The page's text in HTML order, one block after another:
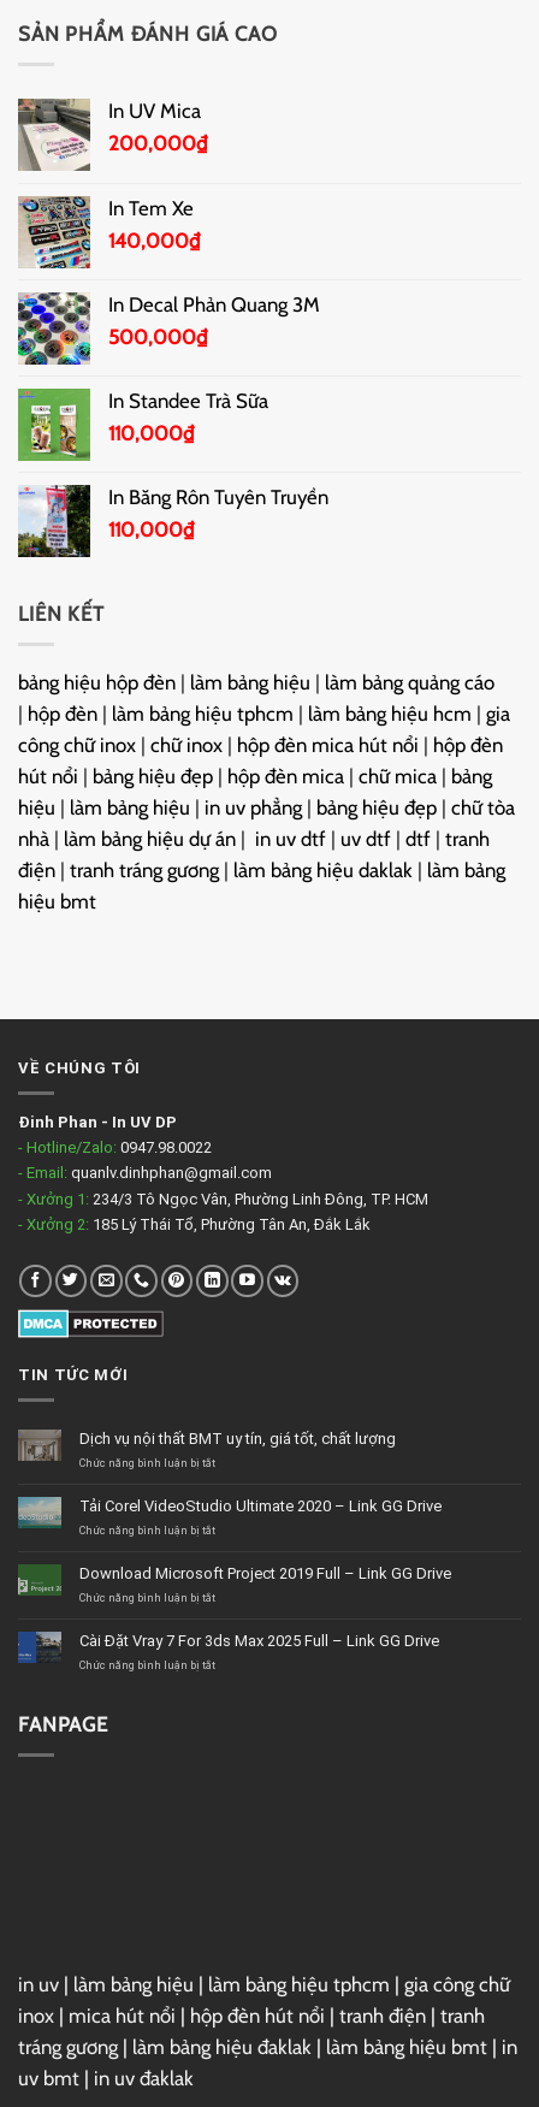
SẢN PHẨM ĐÁNH GIÁ CAO
In UV Mica
200,000₫
In Tem Xe
140,000₫
In Decal Phản Quang 3M
500,000₫
In Standee Trà Sữa
110,000₫
In Băng Rôn Tuyên Truyền
110,000₫
LIÊN KẾT
bảng hiệu hộp đèn | làm bảng hiệu | làm bảng quảng cáo
| hộp đèn | làm bảng hiệu tphcm | làm bảng hiệu hcm | gia
công chữ inox | chữ inox | hộp đèn mica hút nổi | hộp đèn
hút nổi | bảng hiệu đẹp | hộp đèn mica | chữ mica | bảng
hiệu | làm bảng hiệu | in uv phẳng | bảng hiệu đẹp | chữ tòa
nhà | làm bảng hiệu dự án | in uv dtf | uv dtf | dtf | tranh
điện | tranh tráng gương | làm bảng hiệu daklak | làm bảng
hiệu bmt
VỀ CHÚNG TÔI
Đinh Phan - In UV DP
- Hotline/Zalo: 0947.98.0022
- Email: quanlv.dinhphan@gmail.com
- Xưởng 1: 234/3 Tô Ngọc Vân, Phường Linh Đông, TP. HCM
- Xưởng 2: 185 Lý Thái Tổ, Phường Tân An, Đắk Lắk
TIN TỨC MỚI
Dịch vụ nội thất BMT uy tín, giá tốt, chất lượng
Chức năng bình luận bị tắtở
nội
thất
tín,
giá
lượng
Tải Corel VideoStudio Ultimate 2020 – Link GG Drive
Chức năng bình luận bị tắtở
VideoStudio
Ultimate
Link
GG
Download Microsoft Project 2019 Full – Link GG Drive
Chức năng bình luận bị tắtở
Project
2019
Cài Đặt Vray 7 For 3ds Max 2025 Full – Link GG Drive
Chức năng bình luận bị tắtở
FANPAGE
in uv | làm bảng hiệu | làm bảng hiệu tphcm | gia công chữ
inox | mica hút nổi | hộp đèn hút nổi | tranh điện | tranh
tráng gương | làm bảng hiệu đaklak | làm bảng hiệu bmt | in
uv bmt | in uv đaklak